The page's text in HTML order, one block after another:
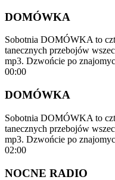
DOMÓWKA
Sobotnia DOMÓWKA to
tanecznych przebojów
mp3. Dzwońcie po
00:00
DOMÓWKA
Sobotnia DOMÓWKA to
tanecznych przebojów
mp3. Dzwońcie po
02:00
NOCNE RADIO